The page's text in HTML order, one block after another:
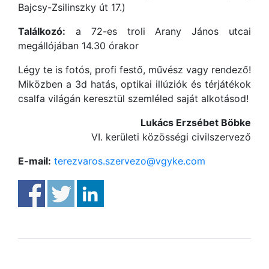
Bajcsy-Zsilinszky út 17.)
Találkozó: a 72-es troli Arany János utcai
megállójában 14.30 órakor
Légy te is fotós, profi festő, művész vagy rendező!
Miközben a 3d hatás, optikai illúziók és térjátékok
csalfa világán keresztül szemléled saját alkotásod!
Lukács Erzsébet Böbke
VI. kerületi közösségi civilszervező
E-mail: terezvaros.szervezo@vgyke.com